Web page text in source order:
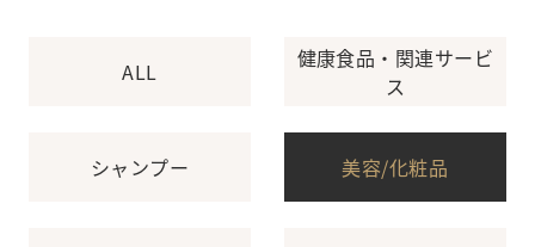
ALL
健康食品・関連サービ
ス
シャンプー 美容/化粧品